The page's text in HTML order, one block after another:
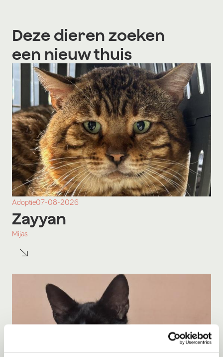
Deze dieren zoeken
een nieuw thuis
Adoptie07-08-2026
Zayyan
Mijas